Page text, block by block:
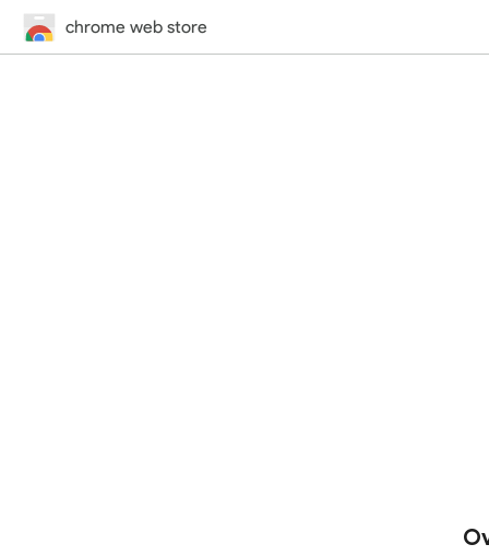
chrome web store